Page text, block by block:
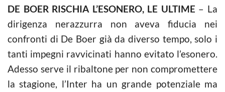
DE BOER RISCHIA L’ESONERO, LE ULTIME – La
dirigenza nerazzurra non aveva fiducia nei
confronti di De Boer già da diverso tempo, solo i
tanti impegni ravvicinati hanno evitato l’esonero.
Adesso serve il ribaltone per non compromettere
la stagione, l’Inter ha un grande potenziale ma